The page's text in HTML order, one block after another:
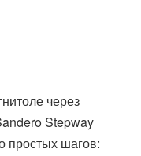
через
Stepway
простых шагов: